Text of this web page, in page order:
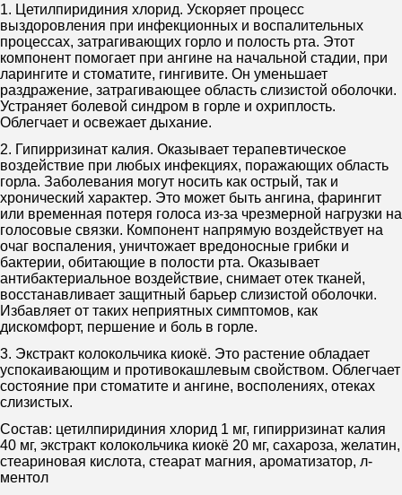
1. Цетилпиридиния хлорид. Ускоряет процесс
выздоровления при инфекционных и воспалительных
процессах, затрагивающих горло и полость рта. Этот
компонент помогает при ангине на начальной стадии, при
ларингите и стоматите, гингивите. Он уменьшает
раздражение, затрагивающее область слизистой оболочки.
Устраняет болевой синдром в горле и охриплость.
Облегчает и освежает дыхание.
2. Гипирризинат калия. Оказывает терапевтическое
воздействие при любых инфекциях, поражающих область
горла. Заболевания могут носить как острый, так и
хронический характер. Это может быть ангина, фарингит
или временная потеря голоса из-за чрезмерной нагрузки на
голосовые связки. Компонент напрямую воздействует на
очаг воспаления, уничтожает вредоносные грибки и
бактерии, обитающие в полости рта. Оказывает
антибактериальное воздействие, снимает отек тканей,
восстанавливает защитный барьер слизистой оболочки.
Избавляет от таких неприятных симптомов, как
дискомфорт, першение и боль в горле.
3. Экстракт колокольчика киокё. Это растение обладает
успокаивающим и противокашлевым свойством. Облегчает
состояние при стоматите и ангине, восполениях, отеках
слизистых.
Состав: цетилпиридиния хлорид 1 мг, гипирризинат калия
40 мг, экстракт колокольчика киокё 20 мг, сахароза, желатин,
стеариновая кислота, стеарат магния, ароматизатор, л-
ментол